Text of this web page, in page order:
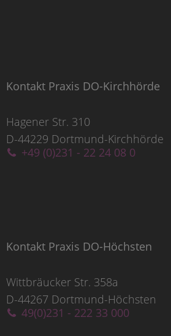
Kontakt Praxis DO-Kirchhörde
Hagener Str. 310
D-44229 Dortmund-Kirchhörde
+49 (0)231 - 22 24 08 0
Kontakt Praxis DO-Höchsten
Wittbräucker Str. 358a
D-44267 Dortmund-Höchsten
49(0)231 - 222 33 000